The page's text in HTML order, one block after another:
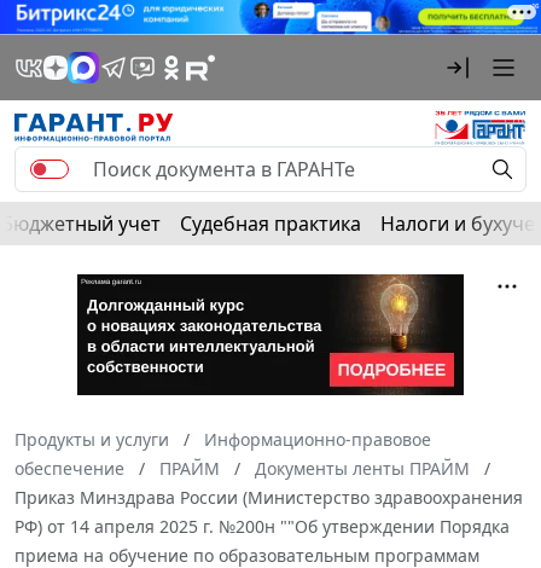
Бюджетный учет Судебная практика Налоги и
Продукты и услуги
Информационно-правовое
обеспечение
ПРАЙМ
Документы ленты ПРАЙМ
Приказ Минздрава России (Министерство здравоохранения
РФ) от 14 апреля 2025 г. №200н ""Об утверждении Порядка
приема на обучение по образовательным программам